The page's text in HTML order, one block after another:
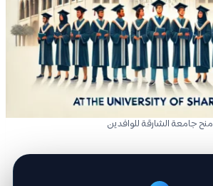
منح جامعة الشارقة للوافدين